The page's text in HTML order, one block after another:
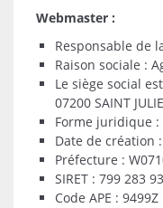
Webmaster :
Responsable de
Raison sociale :
Le siège social
07200 SAINT
Forme juridique :
Date de création
Préfecture :
SIRET : 799 283
Code APE : 9499Z